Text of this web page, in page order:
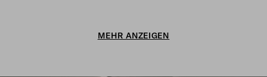
MEHR ANZEIGEN